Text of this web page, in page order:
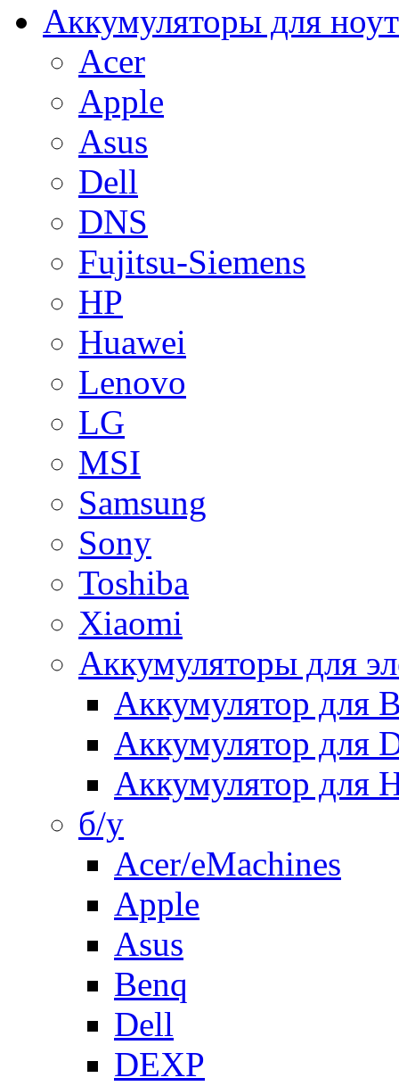
Аккумуляторы для
Acer
Apple
Asus
Dell
DNS
Fujitsu-Siemens
HP
Huawei
Lenovo
LG
MSI
Samsung
Sony
Toshiba
Xiaomi
Аккумуляторы для
Аккумулятор для
Аккумулятор для
Аккумулятор для
б/у
Acer/eMachines
Apple
Asus
Benq
Dell
DEXP